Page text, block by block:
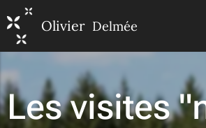
Olivier Delmée
Les visites